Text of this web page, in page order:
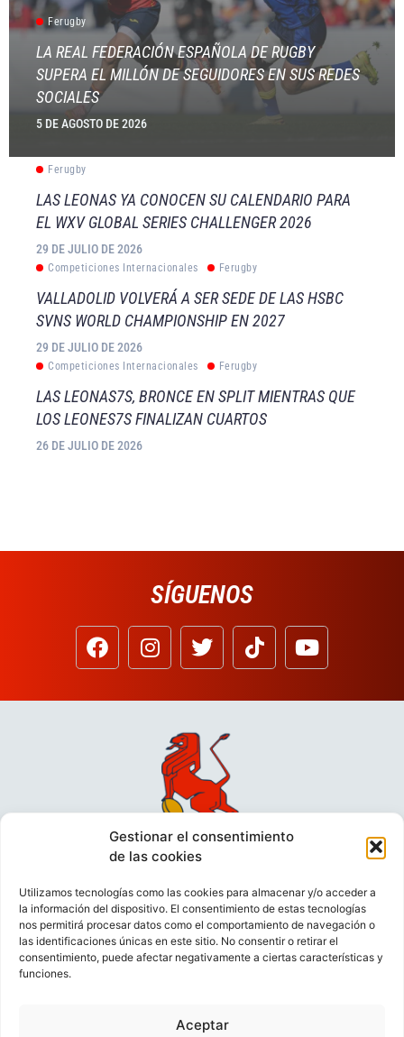
Gestionar el consentimiento
de las cookies
Utilizamos tecnologías como las cookies para almacenar y/o acceder a
la información del dispositivo. El consentimiento de estas tecnologías
nos permitirá procesar datos como el comportamiento de navegación o
las identificaciones únicas en este sitio. No consentir o retirar el
consentimiento, puede afectar negativamente a ciertas características y
funciones.
Aceptar
Ferugby
LA REAL FEDERACIÓN ESPAÑOLA DE RUGBY
SUPERA EL MILLÓN DE SEGUIDORES EN SUS REDES
SOCIALES
5 DE AGOSTO DE 2026
Ferugby
LAS LEONAS YA CONOCEN SU CALENDARIO PARA
EL WXV GLOBAL SERIES CHALLENGER 2026
29 DE JULIO DE 2026
Competiciones Internacionales Ferugby
VALLADOLID VOLVERÁ A SER SEDE DE LAS HSBC
SVNS WORLD CHAMPIONSHIP EN 2027
29 DE JULIO DE 2026
Competiciones Internacionales Ferugby
LAS LEONAS7S, BRONCE EN SPLIT MIENTRAS QUE
LOS LEONES7S FINALIZAN CUARTOS
26 DE JULIO DE 2026
SÍGUENOS
VIDEOCONFERENCIAS
POLÍTICA DE PRIVACIDAD